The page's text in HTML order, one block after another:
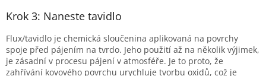
Krok 3: Naneste tavidlo
Flux/tavidlo je chemická sloučenina aplikovaná na povrchy
spoje před pájením na tvrdo. Jeho použití až na několik výjimek,
je zásadní v procesu pájení v atmosféře. Je to proto, že
zahřívání kovového povrchu urychluje tvorbu oxidů, což je